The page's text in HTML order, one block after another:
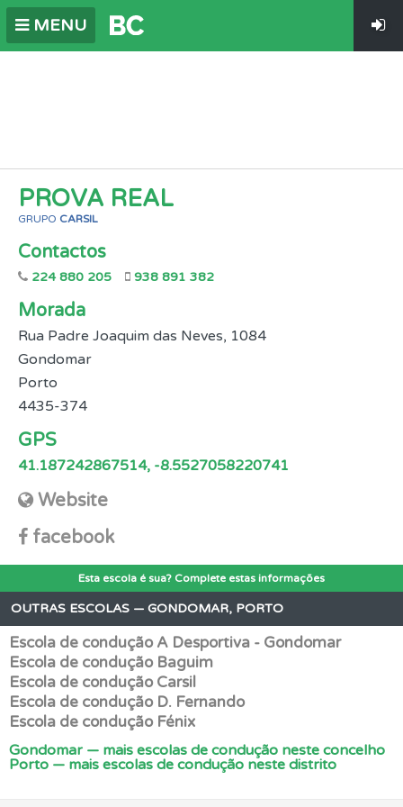
MENU
PROVA REAL
GRUPO CARSIL
Contactos
224 880 205 938 891 382
Morada
Rua Padre Joaquim das Neves, 1084
Gondomar
Porto
4435-374
GPS
41.187242867514, -8.5527058220741
Website
facebook
Esta escola é sua? Complete estas informações
OUTRAS ESCOLAS — GONDOMAR, PORTO
Escola de condução A Desportiva - Gondomar
Escola de condução Baguim
Escola de condução Carsil
Escola de condução D. Fernando
Escola de condução Fénix
Gondomar — mais escolas de condução neste concelho
Porto — mais escolas de condução neste distrito